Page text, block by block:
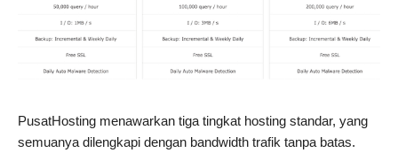
PusatHosting menawarkan tiga tingkat hosting standar, yang
semuanya dilengkapi dengan bandwidth trafik tanpa batas.